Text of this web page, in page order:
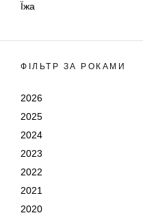
Їжа
ФІЛЬТР ЗА РОКАМИ
2026
2025
2024
2023
2022
2021
2020